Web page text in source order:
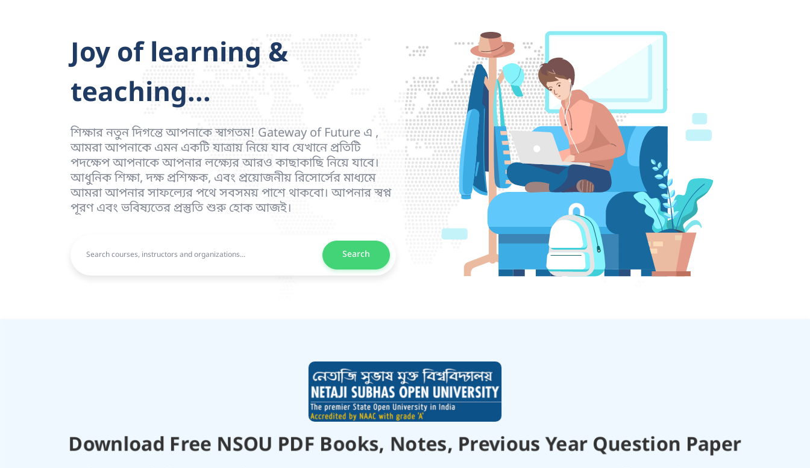
Joy of learning &
teaching...
শিক্ষার নতুন দিগন্তে আপনাকে স্বাগতম! Gateway of Future এ ,
আমরা আপনাকে এমন একটি যাত্রায় নিয়ে যাব যেখানে প্রতিটি
পদক্ষেপ আপনাকে আপনার লক্ষ্যের আরও কাছাকাছি নিয়ে যাবে।
আধুনিক শিক্ষা, দক্ষ প্রশিক্ষক, এবং প্রয়োজনীয় রিসোর্সের মাধ্যমে
আমরা আপনার সাফল্যের পথে সবসময় পাশে থাকবো। আপনার স্বপ্ন
পূরণ এবং ভবিষ্যতের প্রস্তুতি শুরু হোক আজই।
Search
Download Free NSOU PDF Books, Notes, Previous Year Question Paper